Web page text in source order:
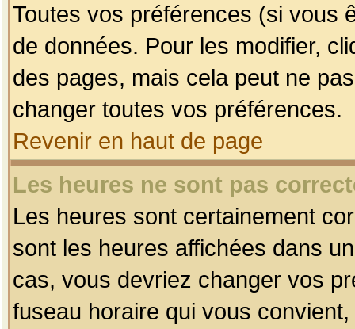
Toutes vos préférences (si vous
de données. Pour les modifier,
des pages, mais cela peut ne
changer toutes vos préférences.
Revenir en haut de page
Les heures ne sont pas
Les heures sont certainement
sont les heures affichées dans
cas, vous devriez changer vos
fuseau horaire qui vous